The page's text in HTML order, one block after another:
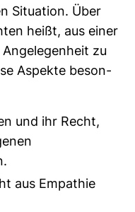
Situa­tion. Über
heißt, aus einer
zu
Aspekte beson­
und ihr Recht,
aus Empathie